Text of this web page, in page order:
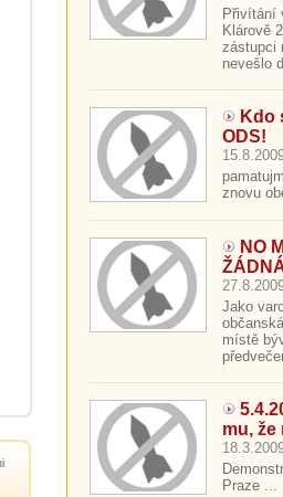
Přivítání
Klárově
zástupci
nevešlo
Kdo
ODS!
znovu
NO
Jako
místě
mu, že
Praze ...